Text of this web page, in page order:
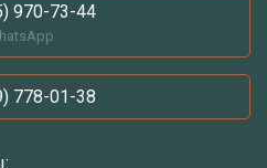
970-73-44
778-01-38